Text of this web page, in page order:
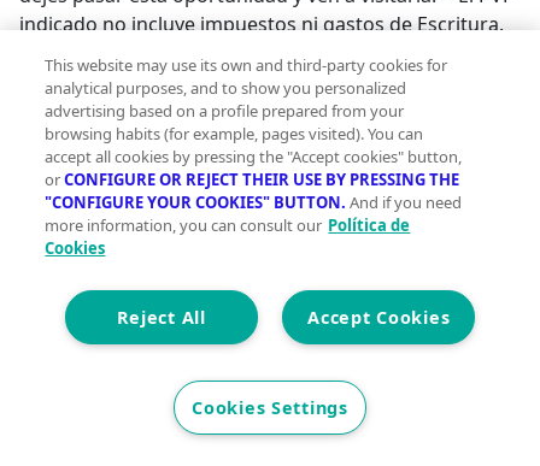
indicado no incluye impuestos ni gastos de Escritura.
Honorarios agencia no incluidos. "" Las superficies
expresadas en esta página tienen carácter descriptivo
y son aproximadas. Los precios pueden ser
susceptibles de modificación sin previo aviso ""~
#vivecomosueñas #estasentucasa;
This website may use its own and third-party cookies for
analytical purposes, and to show you personalized
advertising based on a profile prepared from your
browsing habits (for example, pages visited). You can
accept all cookies by pressing the "Accept cookies" button,
orCONFIGURE OR REJECT THEIR USE BY PRESSING THE
"CONFIGURE YOUR COOKIES" BUTTON. And if you need
more information, you can consult our Política de
Cookies
Accept Cookies
Reject All
Cookies Settings